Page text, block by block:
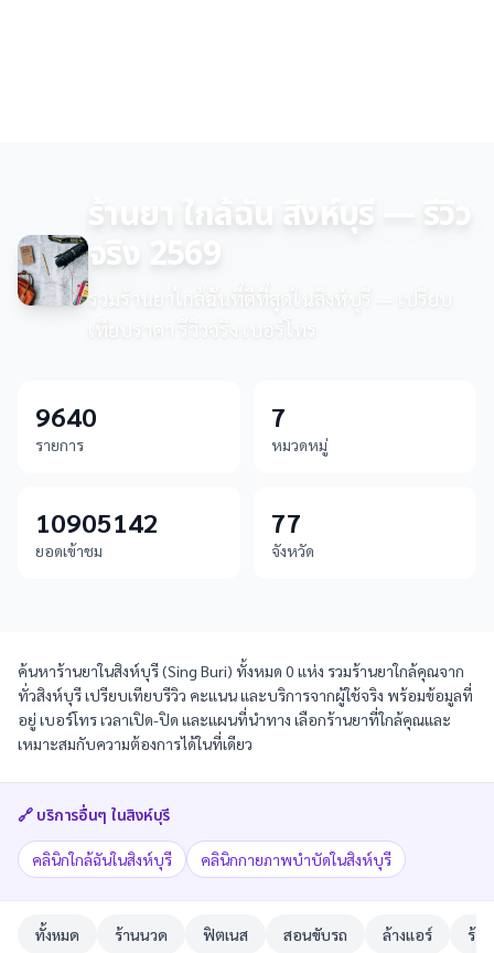
ร้านยา ใกล้ฉัน สิงห์บุรี — รีวิว
จริง 2569
รวมร้านยาใกล้ฉันที่ดีที่สุดในสิงห์บุรี — เปรียบ
เทียบราคา รีวิวจริง เบอร์โทร
9640
รายการ
7
หมวดหมู่
10905142
ยอดเข้าชม
77
จังหวัด
ค้นหาร้านยาในสิงห์บุรี (Sing Buri) ทั้งหมด 0 แห่ง รวมร้านยาใกล้คุณจาก
ทั่วสิงห์บุรี เปรียบเทียบรีวิว คะแนน และบริการจากผู้ใช้จริง พร้อมข้อมูลที่
อยู่ เบอร์โทร เวลาเปิด-ปิด และแผนที่นำทาง เลือกร้านยาที่ใกล้คุณและ
เหมาะสมกับความต้องการได้ในที่เดียว
🔗 บริการอื่นๆ ในสิงห์บุรี
คลินิกใกล้ฉันในสิงห์บุรี คลินิกกายภาพบำบัดในสิงห์บุรี
ทั้งหมด ร้านนวด ฟิตเนส สอนขับรถ ล้างแอร์ ร้า